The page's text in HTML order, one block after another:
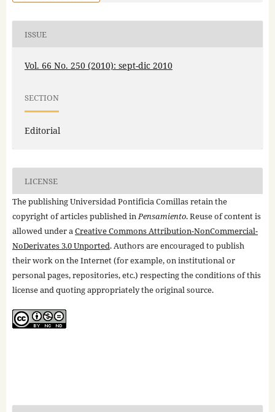
ISSUE
Vol. 66 No. 250 (2010): sept-dic 2010
SECTION
Editorial
LICENSE
The publishing Universidad Pontificia Comillas retain the
copyright of articles published inPensamiento. Reuse of content is
allowed under aCreative Commons Attribution-NonCommercial-
NoDerivates 3.0 Unported. Authors are encouraged to publish
their work on the Internet (for example, on institutional or
personal pages, repositories, etc.) respecting the conditions of this
license and quoting appropriately the original source.